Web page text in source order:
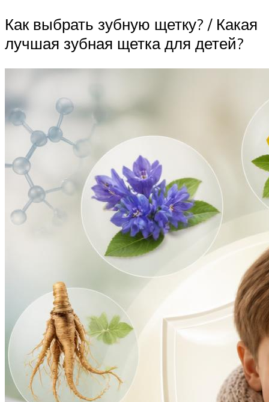
Как выбрать зубную щетку? / Какая
лучшая зубная щетка для детей?